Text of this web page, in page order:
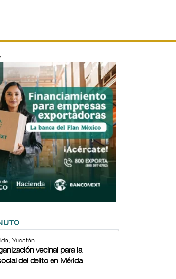
Yucatán
vecinal para la
del delito en Mérida